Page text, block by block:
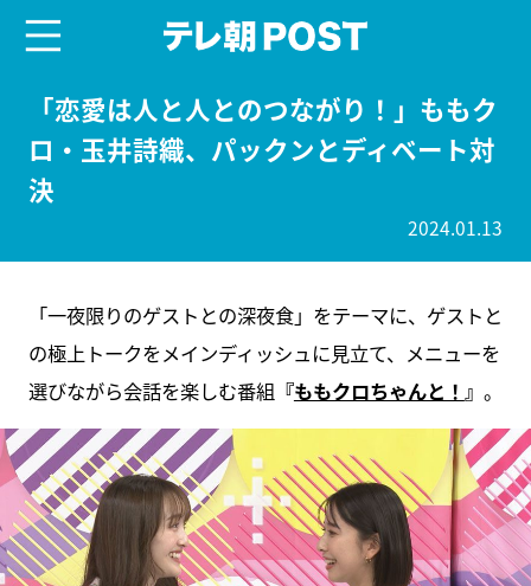
「恋愛は人と人とのつながり！」ももク
ロ・玉井詩織、パックンとディベート対
決
2024.01.13
「一夜限りのゲストとの深夜食」をテーマに、ゲストと
の極上トークをメインディッシュに見立て、メニューを
選びながら会話を楽しむ番組 『ももクロちゃんと！ 』 。